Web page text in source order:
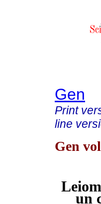
Gen
Print
line
Gen
un